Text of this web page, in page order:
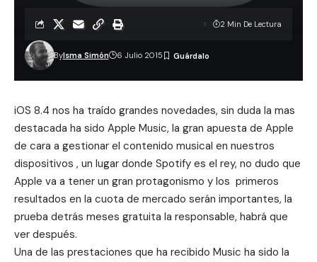
ByIsma Simón 6 Julio 2015
2 Min De Lectura
iOS 8.4 nos ha traído grandes novedades, sin duda la mas
destacada ha sido Apple Music, la gran apuesta de Apple
de cara a gestionar el contenido musical en nuestros
dispositivos , un lugar donde Spotify es el rey, no dudo que
Apple va a tener un gran protagonismo y los primeros
resultados en la cuota de mercado serán importantes, la
prueba detrás meses gratuita la responsable, habrá que
ver después.
Una de las prestaciones que ha recibido Music ha sido la